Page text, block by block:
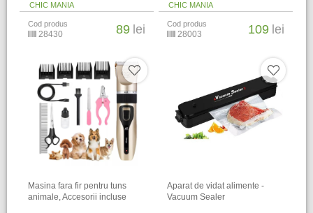
CHIC MANIA
Cod produs
28430 89 lei
CHIC MANIA
Cod produs
28003 109 lei
Masina fara fir pentru tuns
animale, Accesorii incluse
Aparat de vidat alimente -
Vacuum Sealer